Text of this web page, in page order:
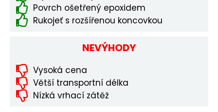
Povrch ošetřený epoxidem
Rukojeť s rozšířenou koncovkou
NEVÝHODY
Vysoká cena
Větší transportní délka
Nízká vrhací zátěž